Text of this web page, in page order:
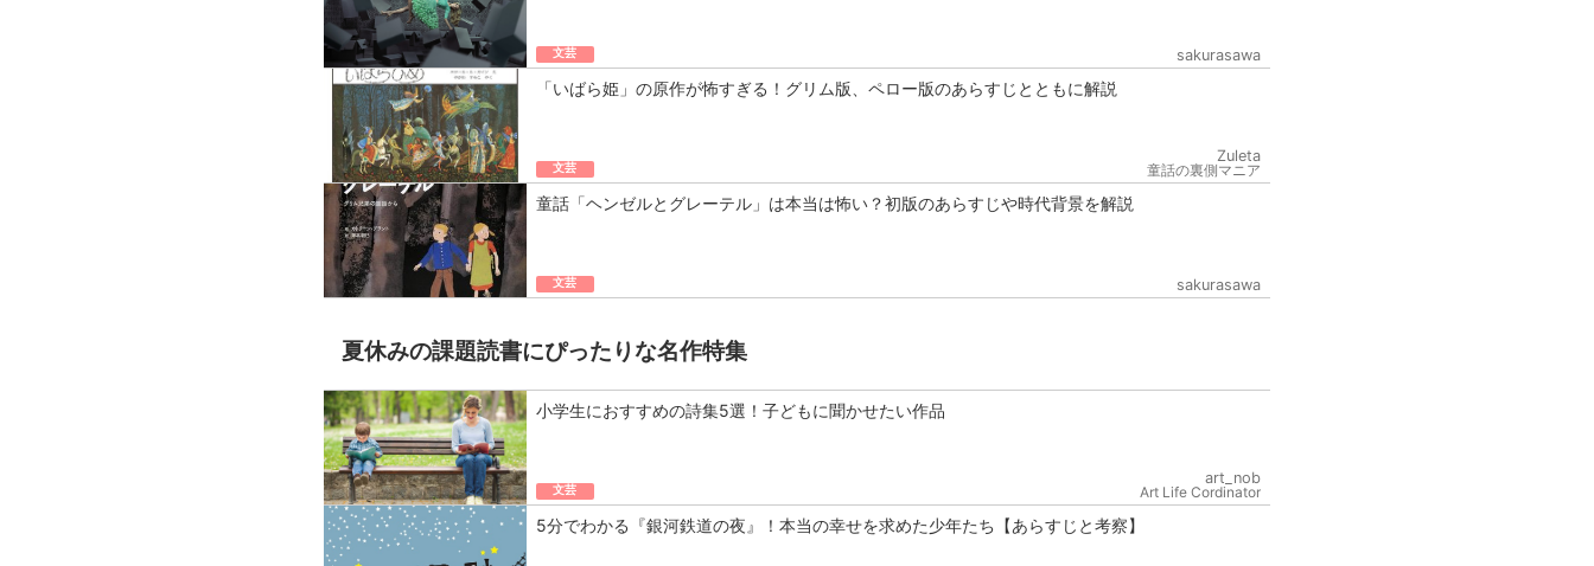
文芸 sakurasawa
「いばら姫」の原作が怖すぎる！グリム版、ペロー版のあらすじとともに解説
文芸
Zuleta
童話の裏側マニア
童話「ヘンゼルとグレーテル」は本当は怖い？初版のあらすじや時代背景を解説
文芸 sakurasawa
夏休みの課題読書にぴったりな名作特集
小学生におすすめの詩集5選！子どもに聞かせたい作品
文芸
art_nob
Art Life Cordinator
5分でわかる『銀河鉄道の夜』！本当の幸せを求めた少年たち【あらすじと考察】